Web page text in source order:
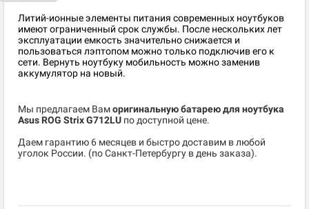
Литий-ионные элементы питания современных ноутбуков
имеют ограниченный срок службы. После нескольких лет
эксплуатации емкость значительно снижается и
пользоваться лэптопом можно только подключив его к
сети. Вернуть ноутбуку мобильность можно заменив
аккумулятор на новый.
Мы предлагаем Ваморигинальную батарею для ноутбука
Asus ROG Strix G712LU по доступной цене.
Даем гарантию 6 месяцев и быстро доставим в любой
уголок России. (по Санкт-Петербургу в день заказа).